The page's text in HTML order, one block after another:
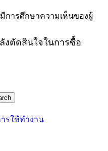
การศึกษาความเห็นของผู้
งตัดสินใจในการซื้อ